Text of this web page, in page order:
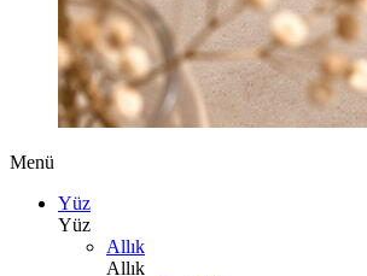
Menü
Yüz
Yüz
Allık
Allık